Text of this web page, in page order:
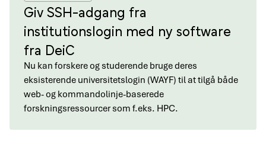
Giv SSH-adgang fra
institutionslogin med ny software
fra DeiC
Nu kan forskere og studerende bruge deres
eksisterende universitetslogin (WAYF) til at tilgå både
web- og kommandolinje-baserede
forskningsressourcer som f.eks. HPC.